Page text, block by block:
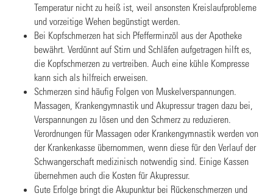
Temperatur nicht zu heiß ist, weil ansonsten Kreislaufprobleme
und vorzeitige Wehen begünstigt werden.
Bei Kopfschmerzen hat sich Pfefferminzöl aus der Apotheke
bewährt. Verdünnt auf Stirn und Schläfen aufgetragen hilft es,
die Kopfschmerzen zu vertreiben. Auch eine kühle Kompresse
kann sich als hilfreich erweisen.
Schmerzen sind häufig Folgen von Muskelverspannungen.
Massagen, Krankengymnastik und Akupressur tragen dazu bei,
Verspannungen zu lösen und den Schmerz zu reduzieren.
Verordnungen für Massagen oder Krankengymnastik werden von
der Krankenkasse übernommen, wenn diese für den Verlauf der
Schwangerschaft medizinisch notwendig sind. Einige Kassen
übernehmen auch die Kosten für Akupressur.
Gute Erfolge bringt die Akupunktur bei Rückenschmerzen und